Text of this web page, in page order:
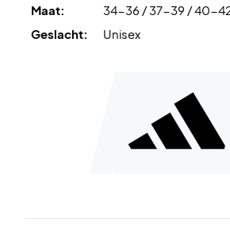
Maat:
34-36 / 37-39 / 40-
Geslacht:
Unisex